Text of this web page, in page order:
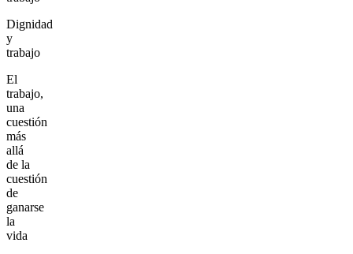
Dignidad
y
trabajo
El
trabajo,
una
cuestión
más
allá
de la
cuestión
de
ganarse
la
vida